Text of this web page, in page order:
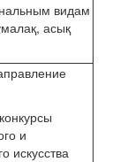
видам
асық
и
искусства